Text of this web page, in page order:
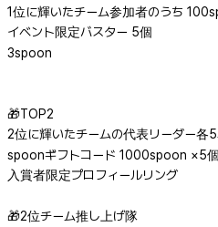
1位に輝いたチーム参加者のうち
イベント限定バスター 5個
3spoon
🎁TOP2
2位に輝いたチームの代表リーダー各
spoonギフトコード 1000spoon ×5個
入賞者限定プロフィールリング
🎁2位チーム推し上げ隊